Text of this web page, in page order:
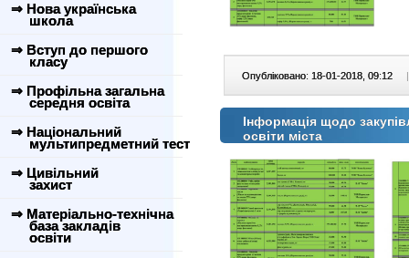
⇒ Нова українська
школа
⇒ Вступ до першого
класу
⇒ Профільна загальна
середня освіта
⇒ Національний
мультипредметний тест
⇒ Цивільний
захист
⇒ Матеріально-технічна
база закладів
освіти
Опубліковано: 18-01-2018, 09:12 |
Інформація щодо
освіти міста